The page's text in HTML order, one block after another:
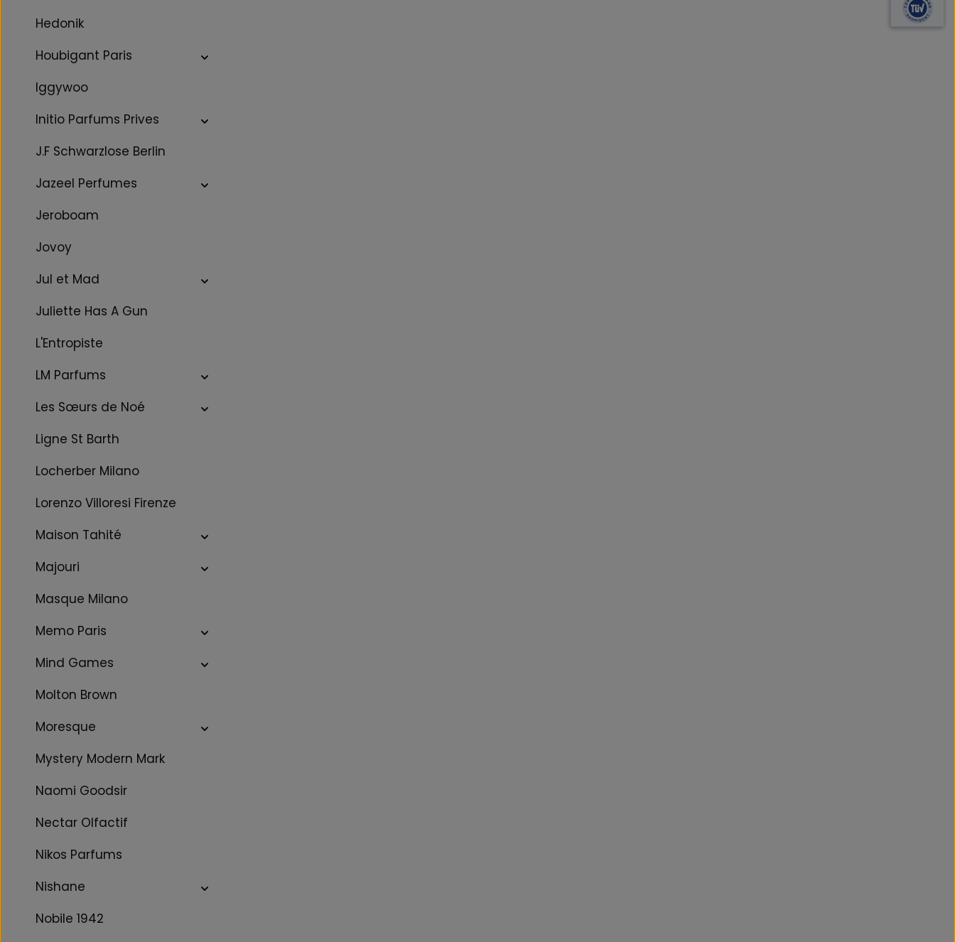
Hedonik
Houbigant Paris
Iggywoo
Initio Parfums Prives
J.F Schwarzlose Berlin
Jazeel Perfumes
Jeroboam
Jovoy
Jul et Mad
Juliette Has A Gun
L'Entropiste
LM Parfums
Les Sœurs de Noé
Ligne St Barth
Locherber Milano
Lorenzo Villoresi Firenze
Maison Tahité
Majouri
Masque Milano
Memo Paris
Mind Games
Molton Brown
Moresque
Mystery Modern Mark
Naomi Goodsir
Nectar Olfactif
Nikos Parfums
Nishane
Nobile 1942